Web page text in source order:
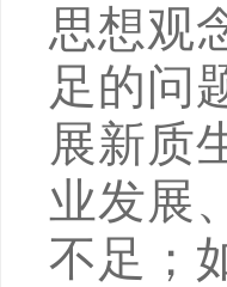
思想观
足的问
展新质
业发展
不足；